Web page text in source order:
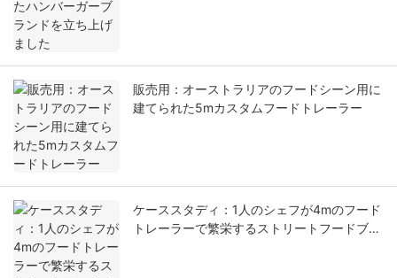
販売用：オーストラリアのフードシーン用に
建てられた5mカスタムフードトレーラー
ケーススタディ：1人のシェフが4mのフード
トレーラーで繁栄するストリートフードブラ